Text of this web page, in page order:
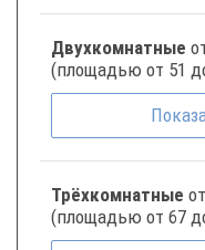
Двухкомнатные
(площадью от 51
Трёхкомнатные от
(площадью от 67